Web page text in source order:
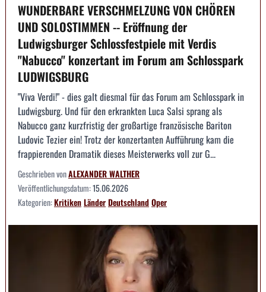
WUNDERBARE VERSCHMELZUNG VON CHÖREN
UND SOLOSTIMMEN -- Eröffnung der
Ludwigsburger Schlossfestpiele mit Verdis
"Nabucco" konzertant im Forum am Schlosspark
LUDWIGSBURG
"Viva Verdi!" - dies galt diesmal für das Forum am Schlosspark in
Ludwigsburg. Und für den erkrankten Luca Salsi sprang als
Nabucco ganz kurzfristig der großartige französische Bariton
Ludovic Tezier ein! Trotz der konzertanten Aufführung kam die
frappierenden Dramatik dieses Meisterwerks voll zur G...
Geschrieben vonALEXANDER WALTHER
Veröffentlichungsdatum:15.06.2026
Kategorien:KritikenLänderDeutschlandOper